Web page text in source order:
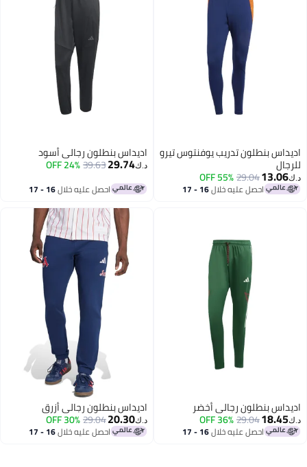
بنطلون تدريب يوفنتوس تيرو
13.06
29.04
55% OFF
احصل عليه خلال 16 - 17
اديداس بنطلون رجالي أسود
29.74
39.63
24% OFF
احصل عليه خلال 16 - 17
بنطلون رجالي أخضر
18.45
29.04
36% OFF
احصل عليه خلال 16 - 17
اديداس بنطلون رجالي أزرق
20.30
29.04
30% OFF
احصل عليه خلال 16 - 17